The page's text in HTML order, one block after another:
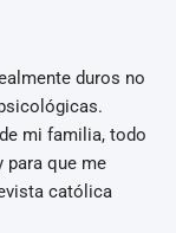
duros no
mi familia, todo
para que me
católica